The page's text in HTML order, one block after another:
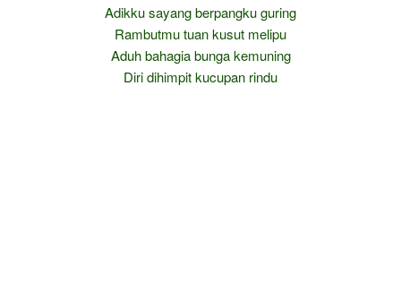
Adikku sayang berpangku guring
Rambutmu tuan kusut melipu
Aduh bahagia bunga kemuning
Diri dihimpit kucupan rindu